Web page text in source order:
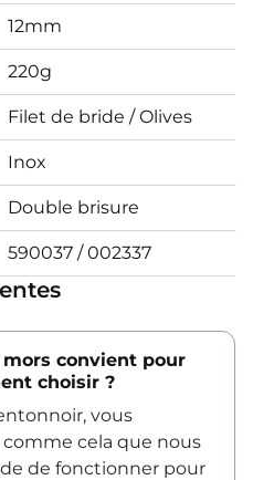
12mm
220g
Filet de bride / Olives
Inox
Double brisure
590037 / 002337
convient pour
choisir ?
vous
comme cela que nous
de fonctionner pour